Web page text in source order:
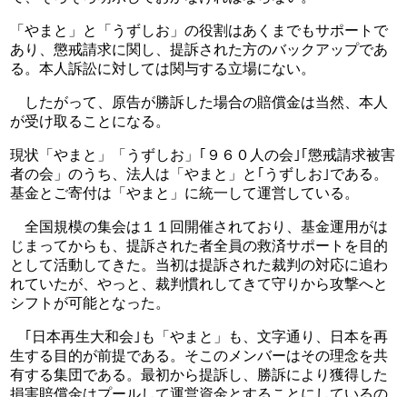
「やまと」と「うずしお」の役割はあくまでもサポートで
あり、懲戒請求に関し、提訴された方のバックアップであ
る。本人訴訟に対しては関与する立場にない。
したがって、原告が勝訴した場合の賠償金は当然、本人
が受け取ることになる。
現状「やまと」「うずしお」｢９６０人の会｣｢懲戒請求被害
者の会」のうち、法人は「やまと」と｢うずしお｣である。
基金とご寄付は「やまと」に統一して運営している。
全国規模の集会は１１回開催されており、基金運用がは
じまってからも、提訴された者全員の救済サポートを目的
として活動してきた。当初は提訴された裁判の対応に追わ
れていたが、やっと、裁判慣れしてきて守りから攻撃へと
シフトが可能となった。
｢日本再生大和会｣も「やまと」も、文字通り、日本を再
生する目的が前提である。そこのメンバーはその理念を共
有する集団である。最初から提訴し、勝訴により獲得した
損害賠償金はプールして運営資金とすることにしているの